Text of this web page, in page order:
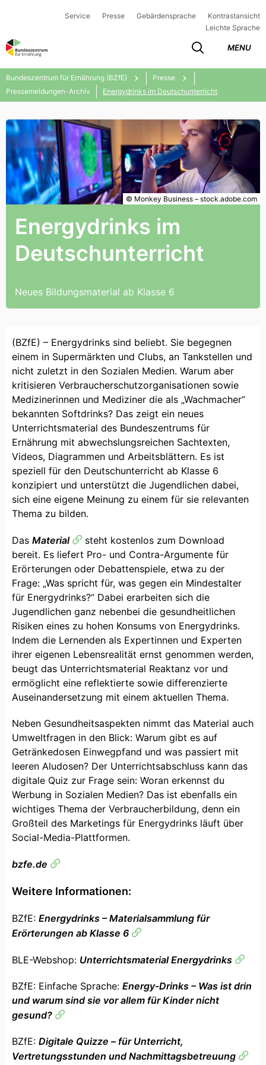
Service Presse Gebärdensprache
Kontrastansicht
Leichte Sprache
MENU
Bundeszentrum für Ernährung (BZfE)
Presse
Pressemeldungen-Archiv
Energydrinks im Deutschunterricht
Energydrinks im
Deutschunterricht
Neues Bildungsmaterial ab Klasse 6
© Monkey Business – stock.adobe.com
(BZfE) – Energydrinks sind beliebt. Sie begegnen
einem in Supermärkten und Clubs, an Tankstellen und
nicht zuletzt in den Sozialen Medien. Warum aber
kritisieren Verbraucherschutzorganisationen sowie
Medizinerinnen und Mediziner die als „Wachmacher“
bekannten Softdrinks? Das zeigt ein neues
Unterrichtsmaterial des Bundeszentrums für
Ernährung mit abwechslungsreichen Sachtexten,
Videos, Diagrammen und Arbeitsblättern. Es ist
speziell für den Deutschunterricht ab Klasse 6
konzipiert und unterstützt die Jugendlichen dabei,
sich eine eigene Meinung zu einem für sie relevanten
Thema zu bilden.
Das Material
steht kostenlos zum Download
bereit. Es liefert Pro- und Contra-Argumente für
Erörterungen oder Debattenspiele, etwa zu der
Frage: „Was spricht für, was gegen ein Mindestalter
für Energydrinks?“ Dabei erarbeiten sich die
Jugendlichen ganz nebenbei die gesundheitlichen
Risiken eines zu hohen Konsums von Energydrinks.
Indem die Lernenden als Expertinnen und Experten
ihrer eigenen Lebensrealität ernst genommen werden,
beugt das Unterrichtsmaterial Reaktanz vor und
ermöglicht eine reflektierte sowie differenzierte
Auseinandersetzung mit einem aktuellen Thema.
Neben Gesundheitsaspekten nimmt das Material auch
Umweltfragen in den Blick: Warum gibt es auf
Getränkedosen Einwegpfand und was passiert mit
leeren Aludosen? Der Unterrichtsabschluss kann das
digitale Quiz zur Frage sein: Woran erkennst du
Werbung in Sozialen Medien? Das ist ebenfalls ein
wichtiges Thema der Verbraucherbildung, denn ein
Großteil des Marketings für Energydrinks läuft über
Social-Media-Plattformen.
bzfe.de
Weitere Informationen:
BZfE: Energydrinks – Materialsammlung für
Erörterungen ab Klasse 6
BLE-Webshop: Unterrichtsmaterial Energydrinks
BZfE: Einfache Sprache: Energy-Drinks – Was ist drin
und warum sind sie vor allem für Kinder nicht
gesund?
BZfE: Digitale Quizze – für Unterricht,
Vertretungsstunden und Nachmittagsbetreuung